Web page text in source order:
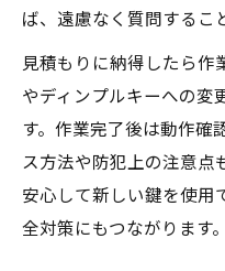
ば、遠慮なく質問するこ
見積もりに納得したら作
やディンプルキーへの変
す。作業完了後は動作確
ス方法や防犯上の注意点
安心して新しい鍵を使用
全対策にもつながります。